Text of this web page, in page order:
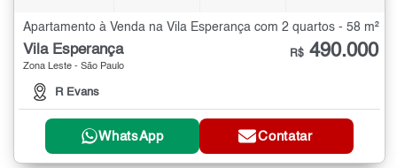
Apartamento à Venda na Vila Esperança com 2 quartos - 58 m²
Vila Esperança
Zona Leste - São Paulo
R Evans
R$ 490.000
WhatsApp Contatar